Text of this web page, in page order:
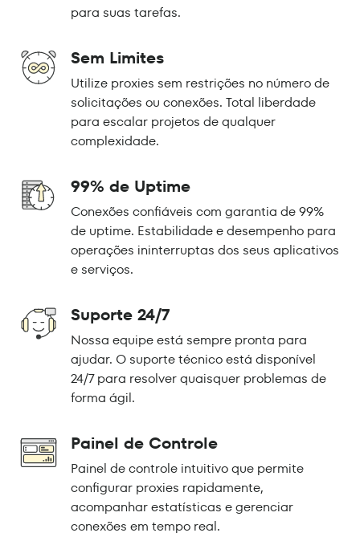
para suas tarefas.
Sem Limites
Utilize proxies sem restrições no número de
solicitações ou conexões. Total liberdade
para escalar projetos de qualquer
complexidade.
99% de Uptime
Conexões confiáveis com garantia de 99%
de uptime. Estabilidade e desempenho para
operações ininterruptas dos seus aplicativos
e serviços.
Suporte 24/7
Nossa equipe está sempre pronta para
ajudar. O suporte técnico está disponível
24/7 para resolver quaisquer problemas de
forma ágil.
Painel de Controle
Painel de controle intuitivo que permite
configurar proxies rapidamente,
acompanhar estatísticas e gerenciar
conexões em tempo real.